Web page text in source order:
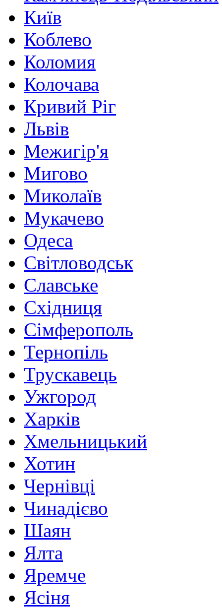
Київ
Коблево
Коломия
Колочава
Кривий Ріг
Львів
Межигір'я
Мигово
Миколаїв
Мукачево
Одеса
Світловодськ
Славське
Східниця
Сімферополь
Тернопіль
Трускавець
Ужгород
Харків
Хмельницький
Хотин
Чернівці
Чинадієво
Шаян
Ялта
Яремче
Ясіня